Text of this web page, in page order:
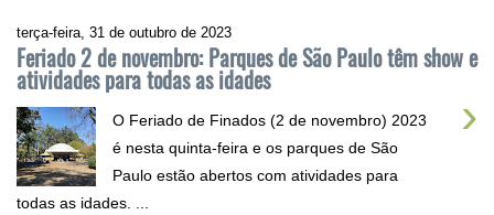
terça-feira, 31 de outubro de 2023
Feriado 2 de novembro: Parques de São Paulo têm show e
atividades para todas as idades
›
O Feriado de Finados (2 de novembro) 2023
é nesta quinta-feira e os parques de São
Paulo estão abertos com atividades para
todas as idades. ...